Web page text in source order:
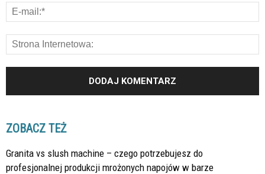
ZOBACZ TEŻ
Granita vs slush machine – czego potrzebujesz do
profesjonalnej produkcji mrożonych napojów w barze